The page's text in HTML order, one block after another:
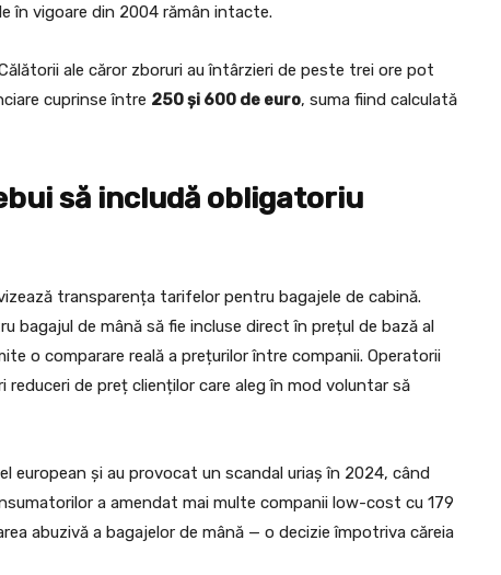
în vigoare din 2004 rămân intacte.
ale căror zboruri au întârzieri de peste trei ore pot
cuprinse între 250 și 600 de euro, suma fiind calculată
să includă obligatoriu
transparența tarifelor pentru bagajele de cabină.
bagajul de mână să fie incluse direct în prețul de bază al
o comparare reală a prețurilor între companii. Operatorii
reduceri de preț clienților care aleg în mod voluntar să
european și au provocat un scandal uriaș în 2024, când
a amendat mai multe companii low-cost cu 179
abuzivă a bagajelor de mână — o decizie împotriva căreia